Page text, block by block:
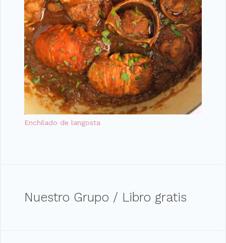
Enchilado de langosta
Nuestro Grupo / Libro gratis